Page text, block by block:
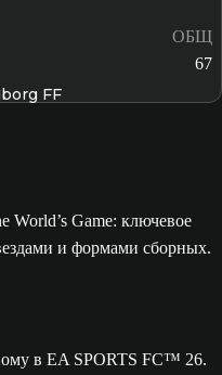
ОБЩ
67
FF
в EA SPORTS FC™ 26.